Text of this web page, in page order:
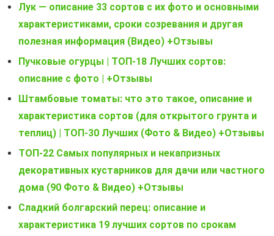
Лук — описание 33 сортов с их фото и основными
характеристиками, сроки созревания и другая
полезная информация (Видео) +Отзывы
Пучковые огурцы | ТОП-18 Лучших сортов:
описание с фото | +Отзывы
Штамбовые томаты: что это такое, описание и
характеристика сортов (для открытого грунта и
теплиц) | ТОП-30 Лучших (Фото & Видео) +Отзывы
ТОП-22 Самых популярных и некапризных
декоративных кустарников для дачи или частного
дома (90 Фото & Видео) +Отзывы
Сладкий болгарский перец: описание и
характеристика 19 лучших сортов по срокам